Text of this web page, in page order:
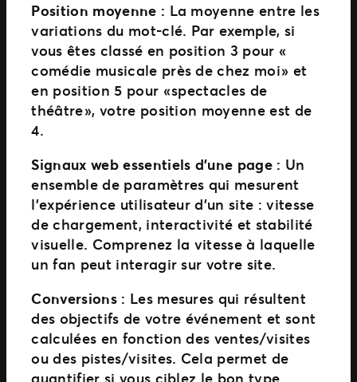
Position moyenne : La moyenne entre les
variations du mot-clé. Par exemple, si
vous êtes classé en position 3 pour «
comédie musicale près de chez moi » et
en position 5 pour « spectacles de
théâtre », votre position moyenne est de
4.
Signaux web essentiels d’une page : Un
ensemble de paramètres qui mesurent
l’expérience utilisateur d’un site : vitesse
de chargement, interactivité et stabilité
visuelle. Comprenez la vitesse à laquelle
un fan peut interagir sur votre site.
Conversions : Les mesures qui résultent
des objectifs de votre événement et sont
calculées en fonction des ventes/visites
ou des pistes/visites. Cela permet de
quantifier si vous ciblez le bon type